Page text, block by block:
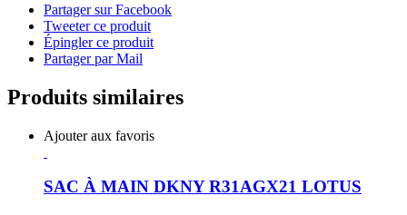
Partager sur Facebook
Tweeter ce produit
Épingler ce produit
Partager par Mail
Produits similaires
Ajouter aux favoris
SAC À MAIN DKNY R31AGX21 LOTUS